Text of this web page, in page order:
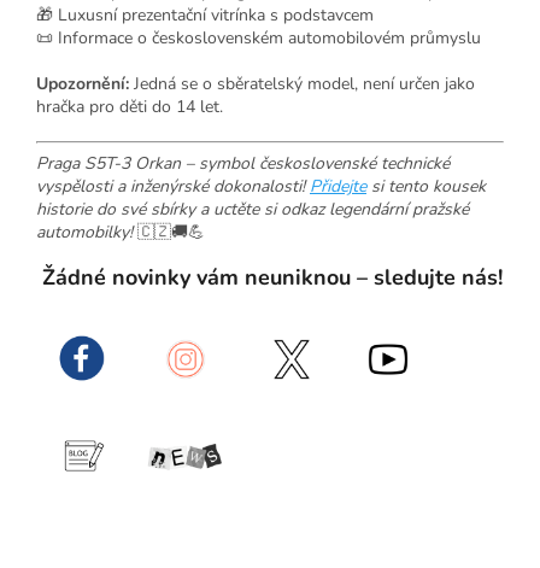
🎁 Luxusní prezentační vitrínka s podstavcem
📜 Informace o československém automobilovém průmyslu
Upozornění: Jedná se o sběratelský model, není určen jako
hračka pro děti do 14 let.
Praga S5T-3 Orkan – symbol československé technické
vyspělosti a inženýrské dokonalosti!Přidejtesi tento kousek
historie do své sbírky a uctěte si odkaz legendární pražské
automobilky! 🇨🇿🚚💪
Žádné novinky vám neuniknou – sledujte nás!